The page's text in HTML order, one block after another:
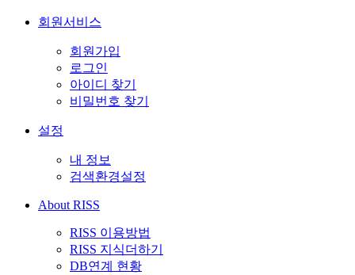
회원서비스
회원가입
로그인
아이디 찾기
비밀번호 찾기
설정
내 정보
검색환경설정
About RISS
RISS 이용방법
RISS 지식더하기
DB연계 현황